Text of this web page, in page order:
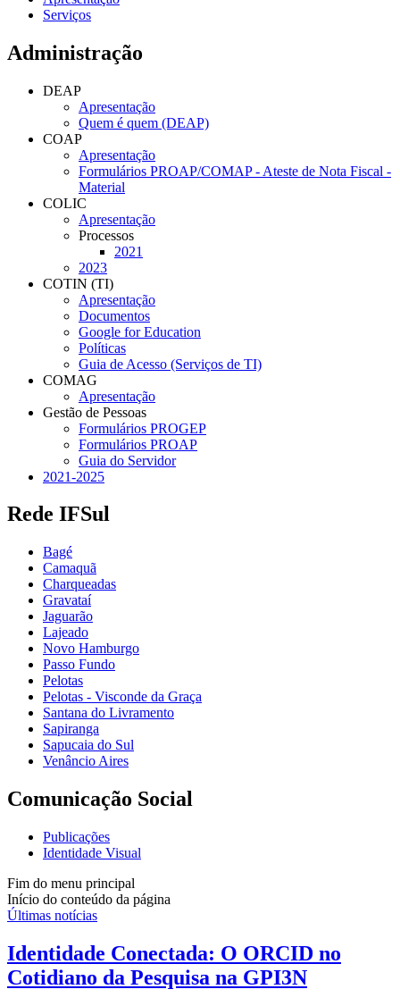
Serviços
Administração
DEAP
Apresentação
Quem é quem (DEAP)
COAP
Apresentação
Formulários PROAP/COMAP - Ateste de Nota Fiscal -
Material
COLIC
Apresentação
Processos
2021
2023
COTIN (TI)
Apresentação
Documentos
Google for Education
Políticas
Guia de Acesso (Serviços de TI)
COMAG
Apresentação
Gestão de Pessoas
Formulários PROGEP
Formulários PROAP
Guia do Servidor
2021-2025
Rede IFSul
Bagé
Camaquã
Charqueadas
Gravataí
Jaguarão
Lajeado
Novo Hamburgo
Passo Fundo
Pelotas
Pelotas - Visconde da Graça
Santana do Livramento
Sapiranga
Sapucaia do Sul
Venâncio Aires
Comunicação Social
Publicações
Identidade Visual
Fim do menu principal
Início do conteúdo da página
Últimas notícias
Identidade Conectada: O ORCID no
Cotidiano da Pesquisa na GPI3N